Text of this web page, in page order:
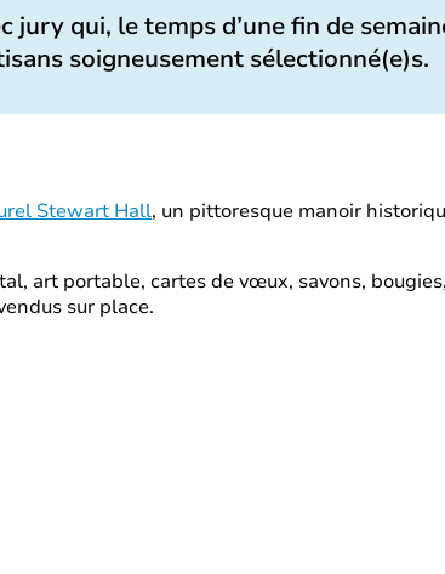
qui, le temps d’une fin de
soigneusement sélectionné(e)s.
Stewart Hall, un pittoresque manoir
art portable, cartes de vœux, savons, bougies,
sur place.